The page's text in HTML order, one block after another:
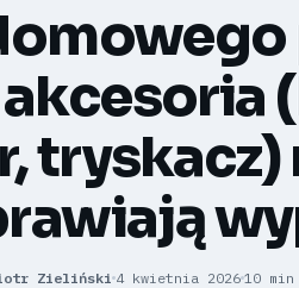
tryskacz)
Zieliński 4 kwietnia 2026 10